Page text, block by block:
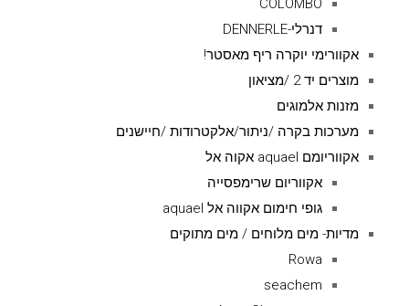
COLOMBO
דנרלי-DENNERLE
אקוורימי יוקרה ריף מאסטר!
מוצרים יד 2 /מציאון
מזנות אלמוגים
מערכות בקרה /ניתור/אלקטרודות /חיישנים
אקווריומם aquael אקוה אל
אקווריום שרימפסייה
גופי חימום אקווה אל aquael
מדיות- מים מלוחים / מים מתוקים
Rowa
seachem